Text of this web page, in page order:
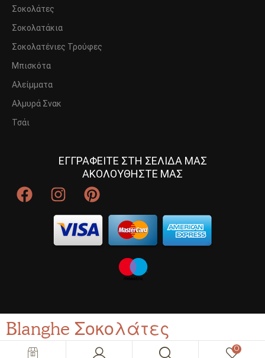
Σοκολάτες
Σοκολατάκια
Σοκολατένιες Τρούφες
Μπισκότα
Αλείμματα
Αλμυρά Σνακ
Τσάι
ΕΓΓΡΑΦΕΙΤΕ ΣΤΗ ΣΕΛΙΔΑ ΜΑΣ
ΑΚΟΛΟΥΘΗΣΤΕ ΜΑΣ
Blanghe Σοκολάτες
0